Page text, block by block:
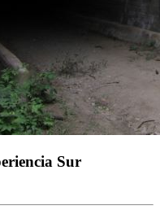
Sur